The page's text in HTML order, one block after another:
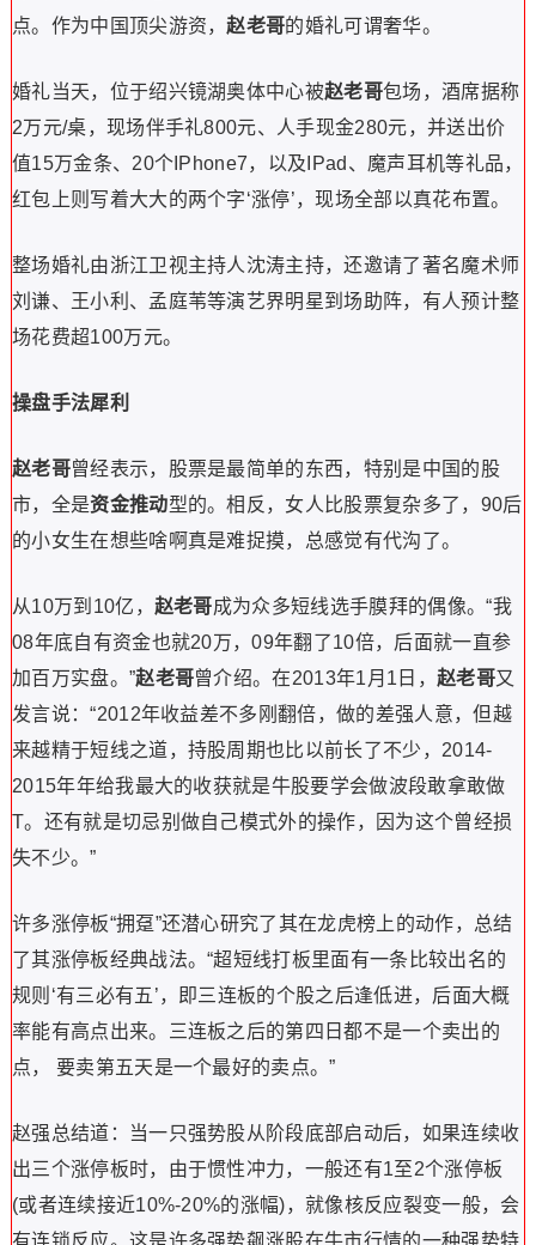
点。作为中国顶尖游资，赵老哥的婚礼可谓奢华。
婚礼当天，位于绍兴镜湖奥体中心被赵老哥包场，酒席据称
2万元/桌，现场伴手礼800元、人手现金280元，并送出价
值15万金条、20个IPhone7，以及IPad、魔声耳机等礼品，
红包上则写着大大的两个字‘涨停’，现场全部以真花布置。
整场婚礼由浙江卫视主持人沈涛主持，还邀请了著名魔术师
刘谦、王小利、孟庭苇等演艺界明星到场助阵，有人预计整
场花费超100万元。
操盘手法犀利
赵老哥曾经表示，股票是最简单的东西，特别是中国的股
市，全是资金推动型的。相反，女人比股票复杂多了，90后
的小女生在想些啥啊真是难捉摸，总感觉有代沟了。
从10万到10亿， 赵老哥成为众多短线选手膜拜的偶像。“我
08年底自有资金也就20万，09年翻了10倍，后面就一直参
加百万实盘。”赵老哥曾介绍。在2013年1月1日， 赵老哥又
发言说：“2012年收益差不多刚翻倍，做的差强人意，但越
来越精于短线之道，持股周期也比以前长了不少，2014-
2015年年给我最大的收获就是牛股要学会做波段敢拿敢做
T。还有就是切忌别做自己模式外的操作，因为这个曾经损
失不少。”
许多涨停板“拥趸”还潜心研究了其在龙虎榜上的动作，总结
了其涨停板经典战法。“超短线打板里面有一条比较出名的
规则‘有三必有五’，即三连板的个股之后逢低进，后面大概
率能有高点出来。三连板之后的第四日都不是一个卖出的
点， 要卖第五天是一个最好的卖点。”
赵强总结道：当一只强势股从阶段底部启动后，如果连续收
出三个涨停板时，由于惯性冲力，一般还有1至2个涨停板
(或者连续接近10%-20%的涨幅)，就像核反应裂变一般，会
有连锁反应。这是许多强势飙涨股在牛市行情的一种强势特